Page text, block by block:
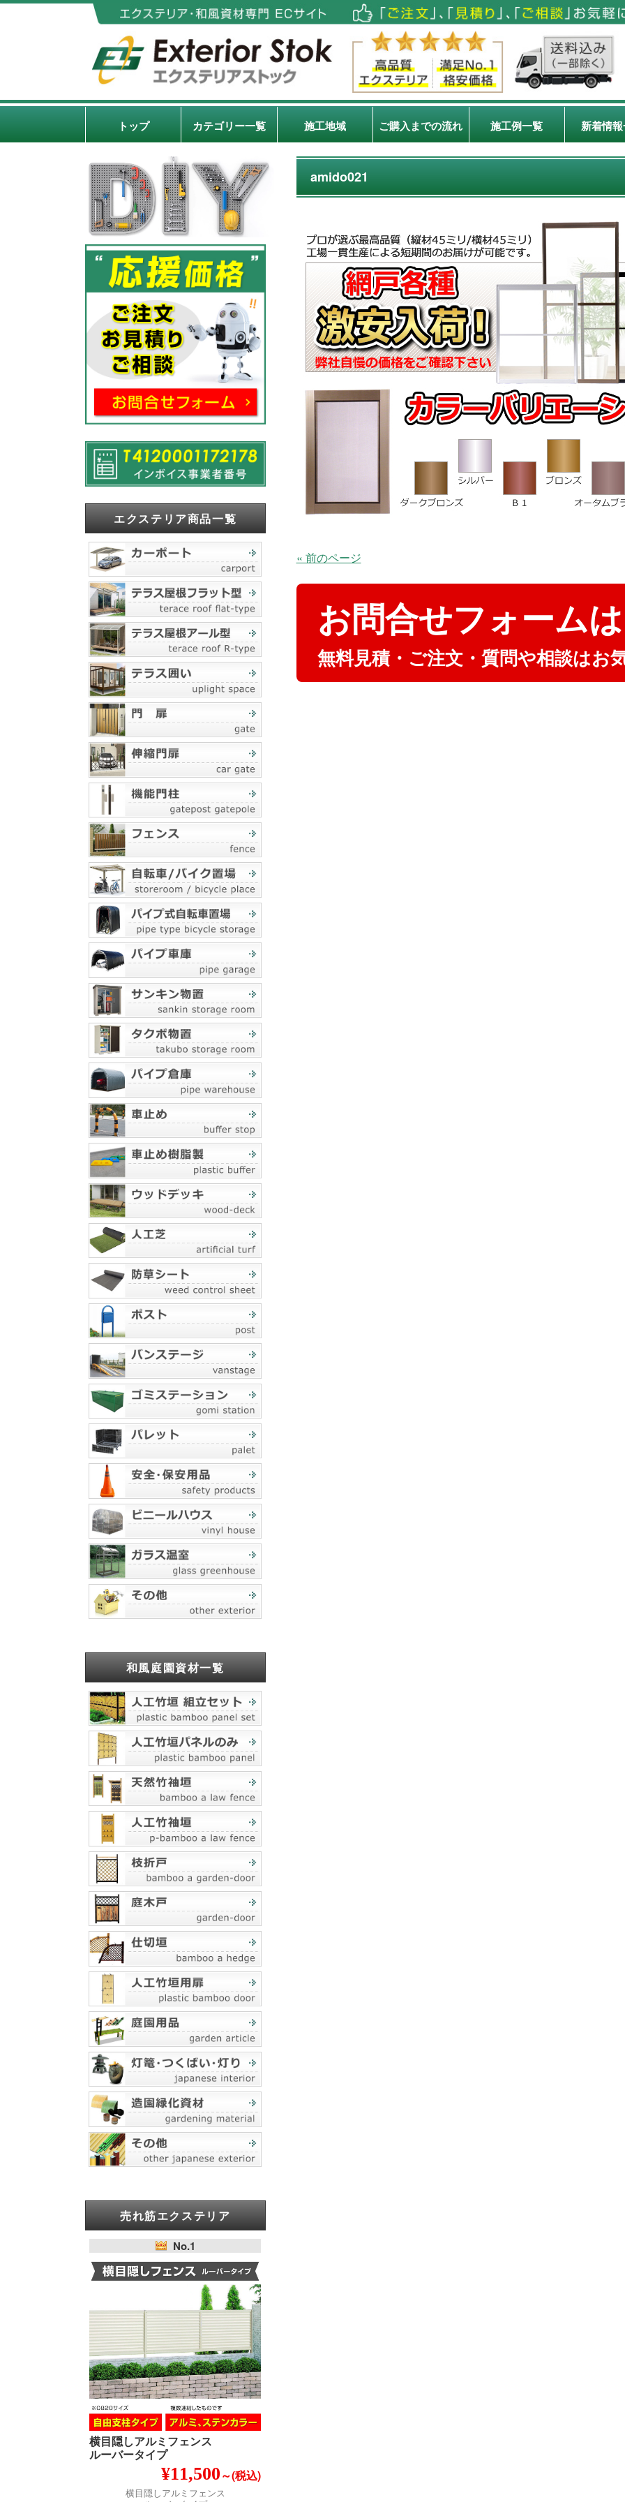
トップ カテゴリー一覧 施工地域 ご購入までの流れ 施工例一覧 新着情
amido021
« 前のページ
お問合せフォーム
無料見積・ご注文・質問や相談はお
エクステリア商品一覧
和風庭園資材一覧
売れ筋エクステリア
No.1
横目隠しアルミフェンス
ルーバータイプ
¥11,500～(税込)
横目隠しアルミフェンス